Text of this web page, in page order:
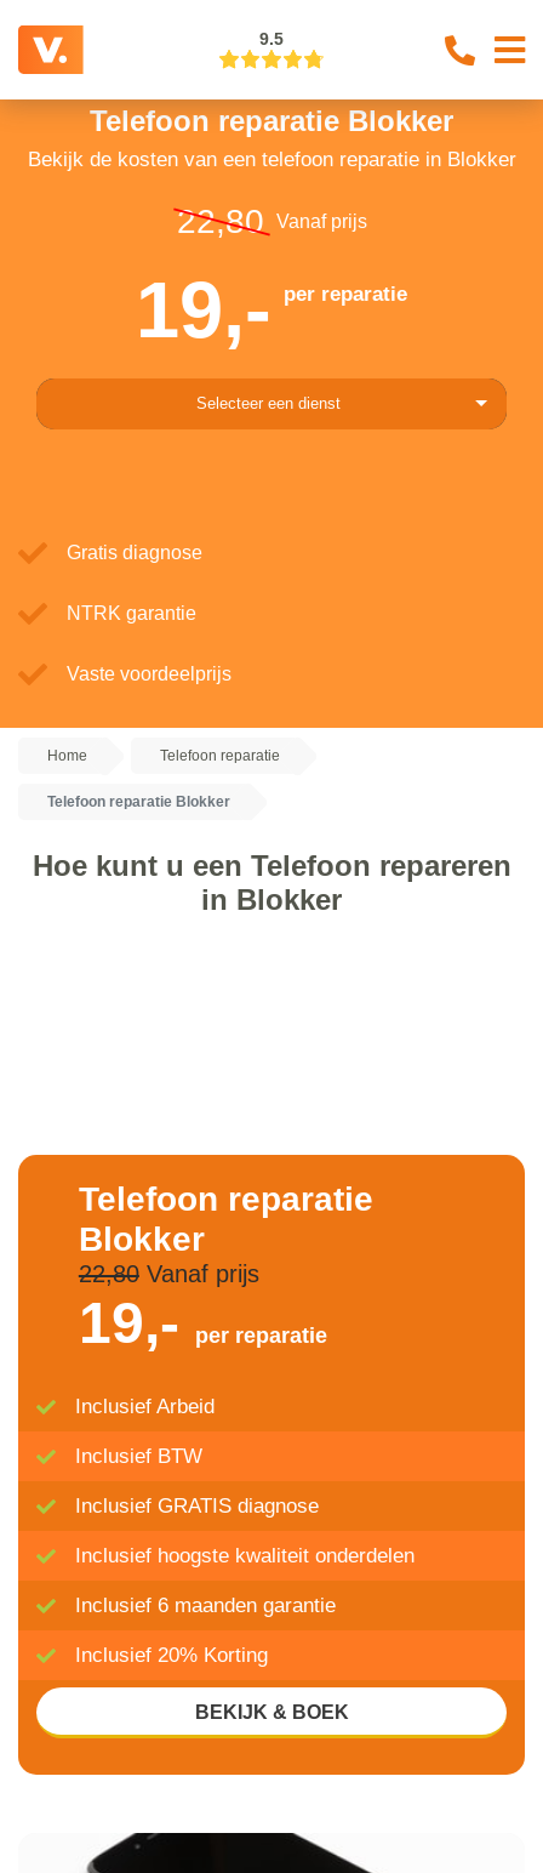
9.5
Telefoon reparatie Blokker
Bekijk de kosten van een telefoon reparatie in Blokker
22,80 Vanaf prijs
19,- per reparatie
Selecteer een dienst
Gratis diagnose
NTRK garantie
Vaste voordeelprijs
Home Telefoon reparatie
Telefoon reparatie Blokker
Hoe kunt u een Telefoon repareren
in Blokker
Telefoon reparatie
Blokker
22,80Vanaf prijs
19,- per reparatie
Inclusief Arbeid
Inclusief BTW
Inclusief GRATIS diagnose
Inclusief hoogste kwaliteit onderdelen
Inclusief 6 maanden garantie
Inclusief 20% Korting
BEKIJK & BOEK